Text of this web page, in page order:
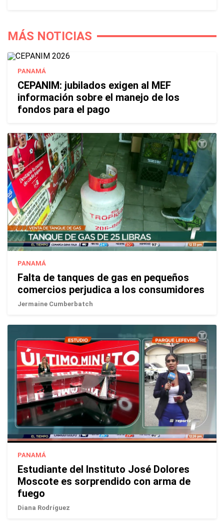
MÁS NOTICIAS
PANAMÁ
CEPANIM: jubilados exigen al MEF
información sobre el manejo de los
fondos para el pago
PANAMÁ
Falta de tanques de gas en pequeños
comercios perjudica a los consumidores
Jermaine Cumberbatch
PANAMÁ
Estudiante del Instituto José Dolores
Moscote es sorprendido con arma de
fuego
Diana Rodríguez